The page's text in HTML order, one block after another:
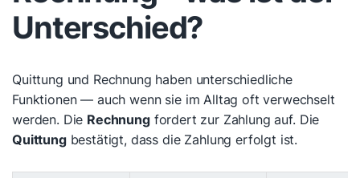
Unterschied?
Quittung und Rechnung haben unterschiedliche
Funktionen — auch wenn sie im Alltag oft verwechselt
werden. Die Rechnungfordert zur Zahlung auf. Die
Quittungbestätigt, dass die Zahlung erfolgt ist.